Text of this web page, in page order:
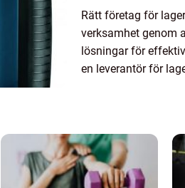
Rätt företag för
verksamhet genom
lösningar för
en leverantör för